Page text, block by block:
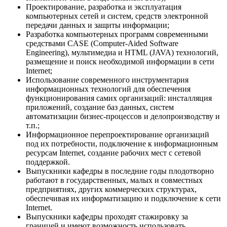
Проектирование, разработка и эксплуатация
компьютерных сетей и систем, средств электронной
передачи данных и защиты информации;
Разработка компьютерных программ современными
средствами CASE (Computer-Aided Software
Engineering), мультимедиа и HTML (JAVA) технологий,
размещение и поиск необходимой информации в сети
Internet;
Использование современного инструментария
информационных технологий для обеспечения
функционирования самих организаций: инсталляция
приложений, создание баз данных, систем
автоматизации бизнес-процессов и делопроизводству и
т.п.;
Информационное перепроектирование организаций
под их потребности, подключение к информационным
ресурсам Internet, создание рабочих мест с сетевой
поддержкой.
Выпускники кафедры в последние годы плодотворно
работают в государственных, малых и совместных
предприятиях, других коммерческих структурах,
обеспечивая их информатизацию и подключение к сети
Internet.
Выпускники кафедры проходят стажировку за